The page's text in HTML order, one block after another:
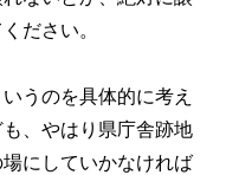
ださい。
うのを具体的に考え
、やはり県庁舎跡地
にしていかなければ